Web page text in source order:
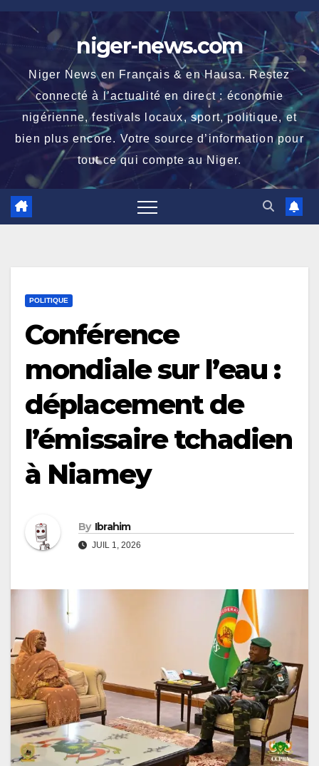
Skip
to
content
niger-news.com
Niger News en Français & en Hausa. Restez
connecté à l’actualité en direct : économie
nigérienne, festivals locaux, sport, politique, et
bien plus encore. Votre source d’information pour
tout ce qui compte au Niger.
POLITIQUE
Conférence
mondiale sur l’eau :
déplacement de
l’émissaire tchadien
à Niamey
By Ibrahim
JUIL 1, 2026